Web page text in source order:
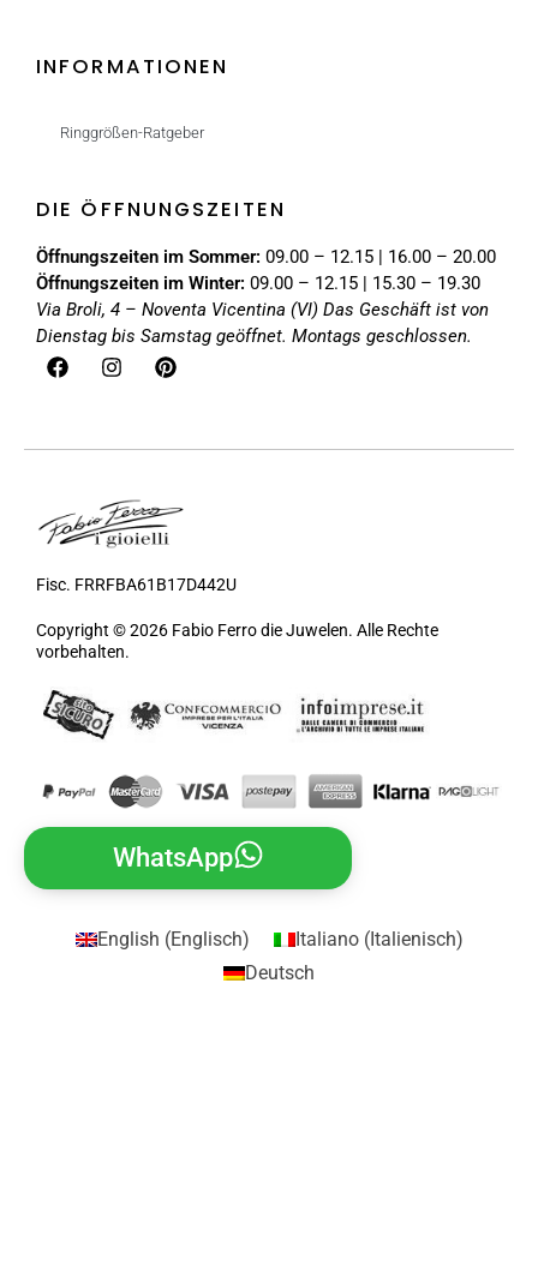
INFORMATIONEN
Ringgrößen-Ratgeber
DIE ÖFFNUNGSZEITEN
Öffnungszeiten im Sommer: 09.00 – 12.15 | 16.00 – 20.00
Öffnungszeiten im Winter: 09.00 – 12.15 | 15.30 – 19.30
Via Broli, 4 – Noventa Vicentina (VI) Das Geschäft ist von
Dienstag bis Samstag geöffnet. Montags geschlossen.
Fisc. FRRFBA61B17D442U
Copyright © 2026 Fabio Ferro die Juwelen. Alle Rechte
vorbehalten.
WhatsApp
English (Englisch) Italiano(Italienisch)
Deutsch